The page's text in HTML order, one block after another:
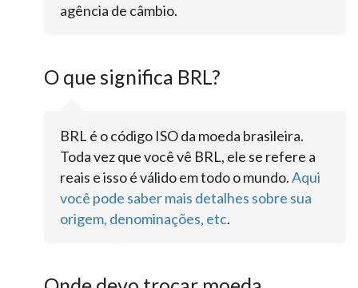
agência de câmbio.
O que significa BRL?
BRL é o código ISO da moeda brasileira.
Toda vez que você vê BRL, ele se refere a
reais e isso é válido em todo o mundo.Aqui
você pode saber mais detalhes sobre sua
origem, denominações, etc.